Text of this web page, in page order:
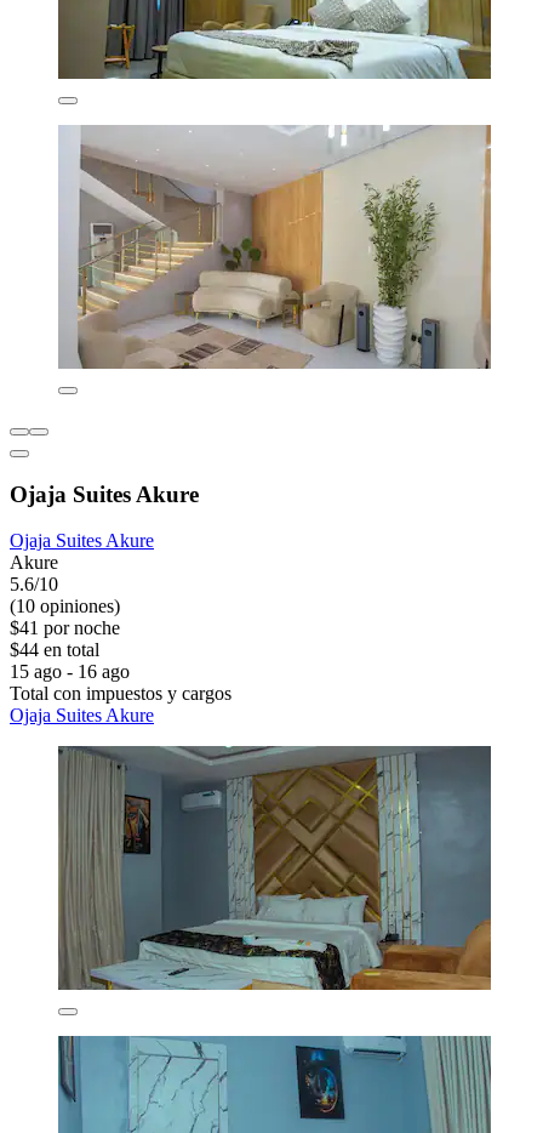
Ojaja Suites Akure
Ojaja Suites Akure
Akure
5.6/10
(10 opiniones)
$41 por noche
$44 en total
15 ago - 16 ago
Total con impuestos y cargos
Ojaja Suites Akure